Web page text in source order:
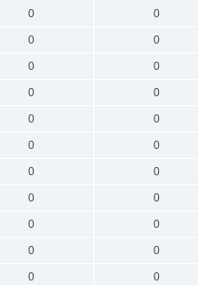
0 0
0 0
0 0
0 0
0 0
0 0
0 0
0 0
0 0
0 0
0 0